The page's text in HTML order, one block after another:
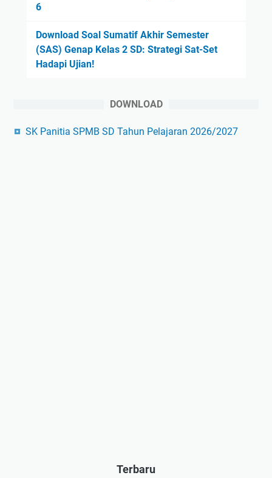
6
Download Soal Sumatif Akhir Semester
(SAS) Genap Kelas 2 SD: Strategi Sat-Set
Hadapi Ujian!
DOWNLOAD
SK Panitia SPMB SD Tahun Pelajaran 2026/2027
Terbaru